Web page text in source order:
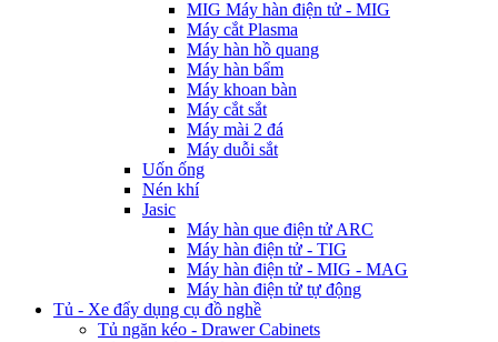
MIG Máy hàn điện tử - MIG
Máy cắt Plasma
Máy hàn hồ quang
Máy hàn bẩm
Máy khoan bàn
Máy cắt sắt
Máy mài 2 đá
Máy duỗi sắt
Uốn ống
Nén khí
Jasic
Máy hàn que điện tử ARC
Máy hàn điện tử - TIG
Máy hàn điện tử - MIG - MAG
Máy hàn điện tử tự động
Tủ - Xe đẩy dụng cụ đồ nghề
Tủ ngăn kéo - Drawer Cabinets